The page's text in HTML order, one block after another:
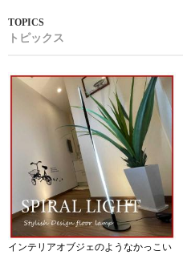
トピックス
インテリアオブジェのようなかっこい